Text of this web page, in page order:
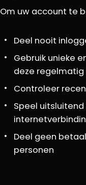
Om uw account te
Deel nooit
Gebruik unieke
deze regelmatig
Controleer
Speel
Deel geen
personen